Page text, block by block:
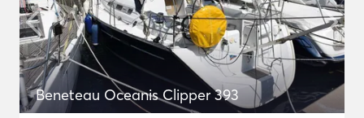
Beneteau Oceanis Clipper 393